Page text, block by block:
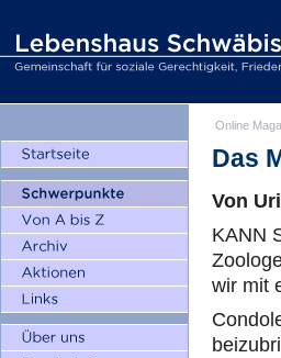
Online
Das
Von
KANN
wir mit